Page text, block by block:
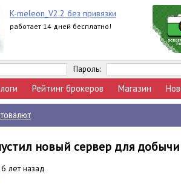
K-meleon_V2.2 без привязки
работает 14 дней бесплатно!
Пароль:
Рейтинг брокеров Магазин
новый сервер для
лет назад